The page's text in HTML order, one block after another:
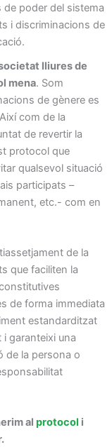
poder del sistema
i discriminacions de
lliures de
mena. Som
de gènere es
com de la
de revertir la
protocol que
qualsevol situació
participats –
etc.- com en
de la
que faciliten la
de forma immediata
estandarditzat
i garanteixi una
de la persona o
al protocol i